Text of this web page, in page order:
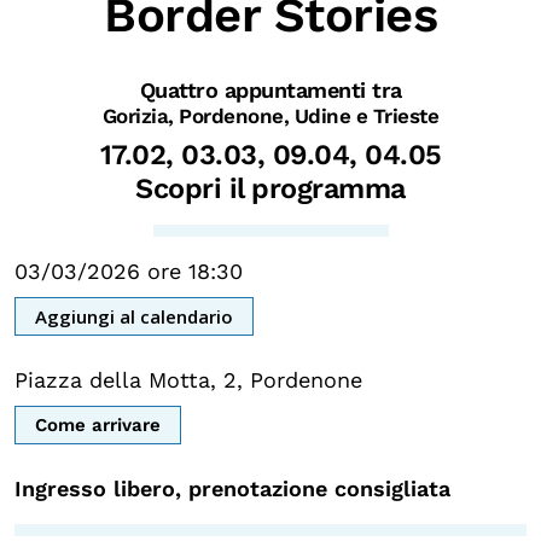
Biblioteca
Mostre digitali
I CONTENUTI
Osservatori di ricerca
Progetti Internazionali
Pubblicazioni
Storie di Resistenza, ottant’anni dopo
Calendario civile
Podcast
Border Stories
Quattro appuntamenti tra
Gorizia, Pordenone, Udine e Trieste
17.02, 03.03, 09.04, 04.05
Scopri il programma
03/03/2026 ore 18:30
Aggiungi al calendario
Piazza della Motta, 2, Pordenone
Come arrivare
Ingresso libero, prenotazione consigliata